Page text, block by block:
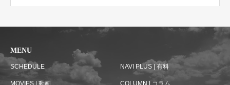
MENU
SCHEDULE NAVI PLUS | 有料
MOVIES | 動画 COLUMN | コラム